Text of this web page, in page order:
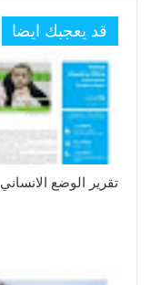
قد يعجبك ايضا
تقرير الوضع الانساني